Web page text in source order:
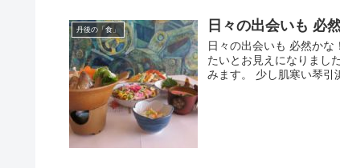
丹後の「食」 日々の出会いも 必
日々の出会いも 必然か
たいとお見えになりまし
みます。 少し肌寒い琴引